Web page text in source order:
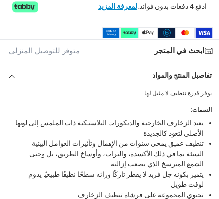
1 منظف زخارف السيارة القوي ماذرز باك تو بلاك سعة 355 مللي, 1 فرشاة لتنظيف زخارف السيارة
ادفع 4 دفعات بدون فوائد. لمعرفة المزيد
ابحث في المتجر متوفر للتوصيل المنزلي
تفاصيل المنتج والمواد
يوفر قدرة تنظيف لا مثيل لها
السمات:
يعيد الزخارف الخارجية والديكورات البلاستيكية ذات الملمس إلى لونها
الأصلي لتعود كالجديدة
تنظيف عميق يمحي سنوات من الإهمال وتأثيرات العوامل البيئية
السيئة بما في ذلك الأكسدة، والتراب، وأوساخ الطريق، بل وحتى
الشمع المترسخ الذي يصعب إزالته
يتميز بكونه جل فريد لا يقطر تاركًا ورائه سطحًا نظيفًا طبيعيًا يدوم
لوقت طويل
تحتوي المجموعة على فرشاة تنظيف الزخارف